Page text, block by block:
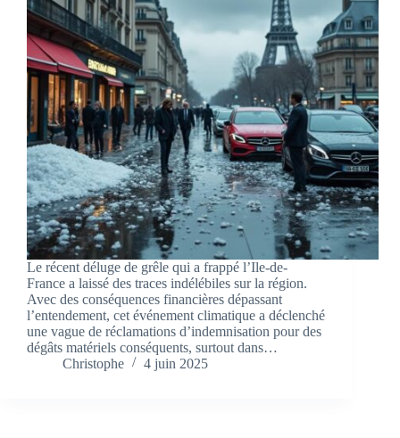
Le récent déluge de grêle qui a frappé l’Ile-de-
France a laissé des traces indélébiles sur la région.
Avec des conséquences financières dépassant
l’entendement, cet événement climatique a déclenché
une vague de réclamations d’indemnisation pour des
dégâts matériels conséquents, surtout dans…
Christophe
4 juin 2025